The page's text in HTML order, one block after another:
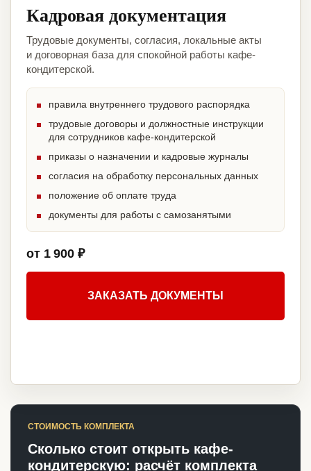
Кадровая документация
Трудовые документы, согласия, локальные акты
и договорная база для спокойной работы кафе-
кондитерской.
правила внутреннего трудового распорядка
трудовые договоры и должностные инструкции
для сотрудников кафе-кондитерской
приказы о назначении и кадровые журналы
согласия на обработку персональных данных
положение об оплате труда
документы для работы с самозанятыми
от 1 900 ₽
ЗАКАЗАТЬ ДОКУМЕНТЫ
СТОИМОСТЬ КОМПЛЕКТА
Сколько стоит открыть кафе-
кондитерскую: расчёт комплекта